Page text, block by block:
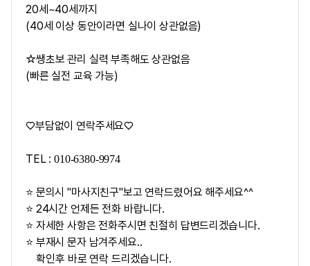
20세~40세까지
(40세 이상 동안이라면 실나이 상관없음)
☆쌩초보 관리 실력 부족해도 상관없음
(빠른 실전 교육 가능)
♡부담없이 연락주세요♡
TEL :010-6380-9974
⭐ 문의시 "마사지친구"보고 연락드렸어요 해주세요^^
⭐ 24시간 언제든 전화 바랍니다.
⭐ 자세한 사항은 전화주시면 친절히 답변드리겠습니다.
⭐ 부재시 문자 남겨주세요..
확인후 바로 연락 드리겠습니다.